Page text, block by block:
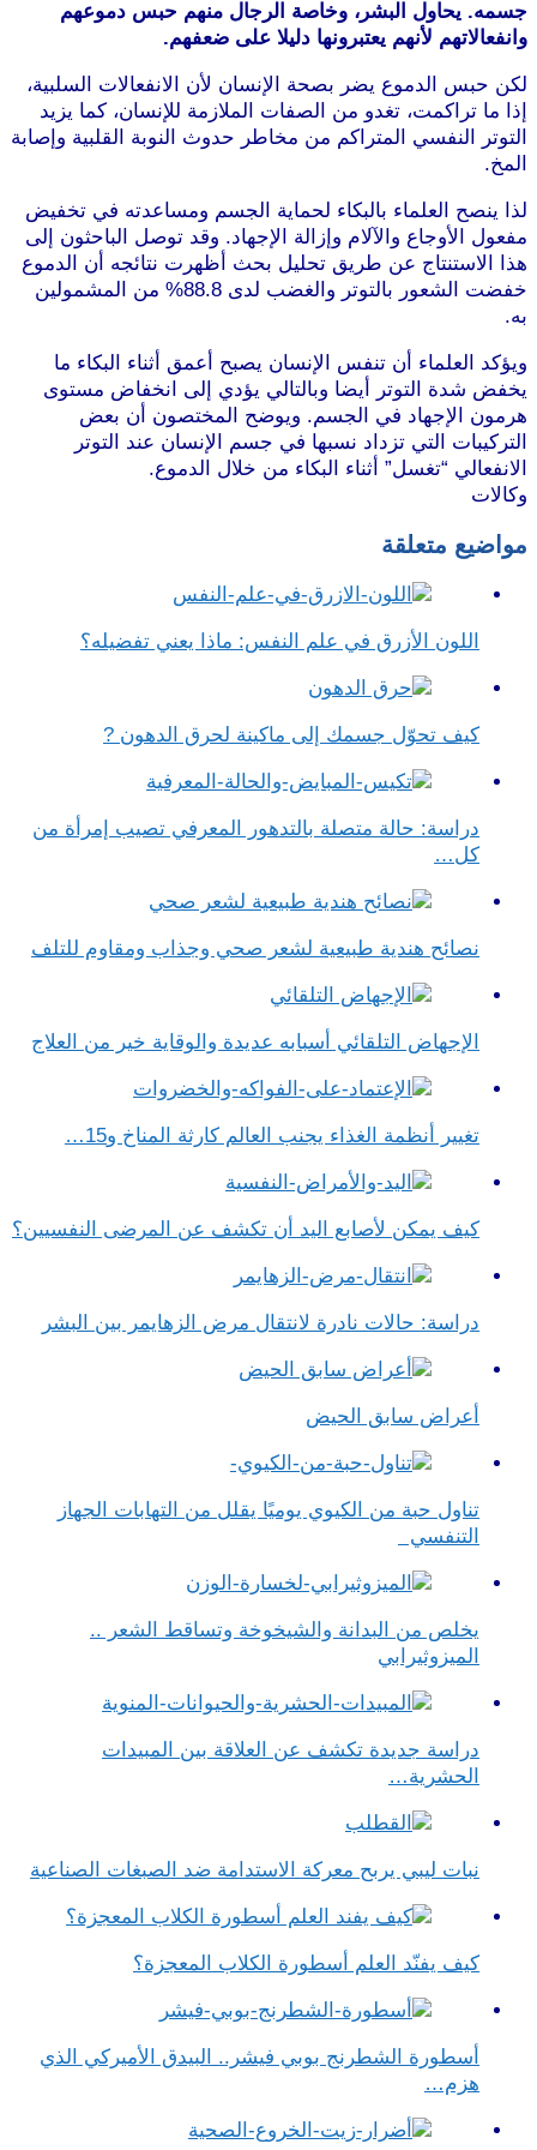
جسمه. يحاول البشر، وخاصة الرجال منهم حبس دموعهم
وانفعالاتهم لأنهم يعتبرونها دليلا على ضعفهم.
لكن حبس الدموع يضر بصحة الإنسان لأن الانفعالات السلبية،
إذا ما تراكمت، تغدو من الصفات الملازمة للإنسان، كما يزيد
التوتر النفسي المتراكم من مخاطر حدوث النوبة القلبية وإصابة
المخ.
لذا ينصح العلماء بالبكاء لحماية الجسم ومساعدته في تخفيض
مفعول الأوجاع والآلام وإزالة الإجهاد. وقد توصل الباحثون إلى
هذا الاستنتاج عن طريق تحليل بحث أظهرت نتائجه أن الدموع
خفضت الشعور بالتوتر والغضب لدى 88.8% من المشمولين
به.
ويؤكد العلماء أن تنفس الإنسان يصبح أعمق أثناء البكاء ما
يخفض شدة التوتر أيضا وبالتالي يؤدي إلى انخفاض مستوى
هرمون الإجهاد في الجسم. ويوضح المختصون أن بعض
التركيبات التي تزداد نسبها في جسم الإنسان عند التوتر
الانفعالي “تغسل” أثناء البكاء من خلال الدموع.
وكالات
مواضيع متعلقة
اللون الأزرق في علم النفس​: ماذا يعني تفضيله؟
كيف تحوّل جسمك إلى ماكينة لحرق الدهون ?
دراسة: حالة متصلة بالتدهور المعرفي تصيب إمرأة من
كل…
نصائح هندية طبيعية لشعر صحي وجذاب ومقاوم للتلف
الإجهاض التلقائي أسبابه عديدة والوقاية خير من العلاج
تغيير أنظمة الغذاء يجنب العالم كارثة المناخ و15…
كيف يمكن لأصابع اليد أن تكشف عن المرضى النفسيين؟
دراسة: حالات نادرة لانتقال مرض الزهايمر بين البشر
أعراض سابق الحيض
تناول حبة من الكيوي يوميًا يقلل من التهابات الجهاز
التنفسي
يخلص من البدانة والشيخوخة وتساقط الشعر ..
الميزوثيرابي
دراسة جديدة تكشف عن العلاقة بين المبيدات
الحشرية…
نبات ليبي يربح معركة الاستدامة ضد الصبغات الصناعية
كيف يفنّد العلم أسطورة الكلاب المعجزة؟
أسطورة الشطرنج بوبي فيشر.. البيدق الأميركي الذي
هزم…